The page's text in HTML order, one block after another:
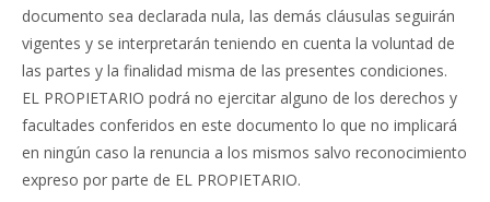
documento sea declarada nula, las demás cláusulas seguirán
vigentes y se interpretarán teniendo en cuenta la voluntad de
las partes y la finalidad misma de las presentes condiciones.
EL PROPIETARIO podrá no ejercitar alguno de los derechos y
facultades conferidos en este documento lo que no implicará
en ningún caso la renuncia a los mismos salvo reconocimiento
expreso por parte de EL PROPIETARIO.